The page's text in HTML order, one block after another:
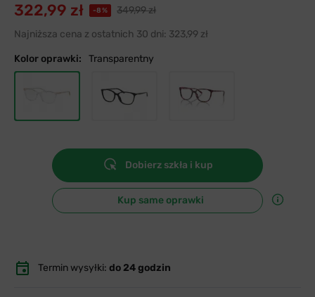
322,99 zł -8%
349,99 zł
Najniższa cena z ostatnich 30 dni: 323,99 zł
Kolor oprawki: Transparentny
Dobierz szkła i kup
Kup same oprawki
Termin wysyłki: do 24 godzin